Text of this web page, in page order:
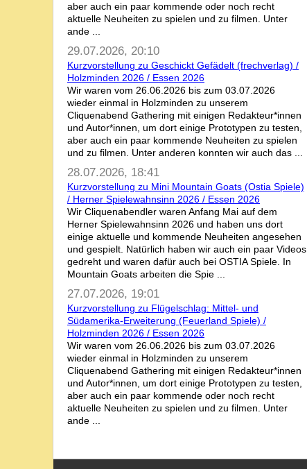
aber auch ein paar kommende oder noch recht
aktuelle Neuheiten zu spielen und zu filmen. Unter
ande ...
29.07.2026, 20:10
Kurzvorstellung zu Geschickt Gefädelt (frechverlag) /
Holzminden 2026 / Essen 2026
Wir waren vom 26.06.2026 bis zum 03.07.2026
wieder einmal in Holzminden zu unserem
Cliquenabend Gathering mit einigen Redakteur*innen
und Autor*innen, um dort einige Prototypen zu testen,
aber auch ein paar kommende Neuheiten zu spielen
und zu filmen. Unter anderen konnten wir auch das ...
28.07.2026, 18:41
Kurzvorstellung zu Mini Mountain Goats (Ostia Spiele)
/ Herner Spielewahnsinn 2026 / Essen 2026
Wir Cliquenabendler waren Anfang Mai auf dem
Herner Spielewahnsinn 2026 und haben uns dort
einige aktuelle und kommende Neuheiten angesehen
und gespielt. Natürlich haben wir auch ein paar Videos
gedreht und waren dafür auch bei OSTIA Spiele. In
Mountain Goats arbeiten die Spie ...
27.07.2026, 19:01
Kurzvorstellung zu Flügelschlag: Mittel- und
Südamerika-Erweiterung (Feuerland Spiele) /
Holzminden 2026 / Essen 2026
Wir waren vom 26.06.2026 bis zum 03.07.2026
wieder einmal in Holzminden zu unserem
Cliquenabend Gathering mit einigen Redakteur*innen
und Autor*innen, um dort einige Prototypen zu testen,
aber auch ein paar kommende oder noch recht
aktuelle Neuheiten zu spielen und zu filmen. Unter
ande ...